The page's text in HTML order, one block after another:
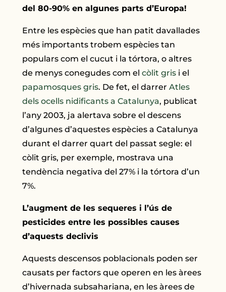
del 80-90% en algunes parts d’Europa!
Entre les espècies que han patit davallades
més importants trobem espècies tan
populars com el cucut i la tórtora, o altres
de menys conegudes com elcòlit gris i el
papamosques gris. De fet, el darrerAtles
dels ocells nidificants a Catalunya, publicat
l’any 2003, ja alertava sobre el descens
d’algunes d’aquestes espècies a Catalunya
durant el darrer quart del passat segle: el
còlit gris, per exemple, mostrava una
tendència negativa del 27% i la tórtora d’un
7%.
L’augment de les sequeres i l’ús de
pesticides entre les possibles causes
d’aquests declivis
Aquests descensos poblacionals poden ser
causats per factors que operen en les àrees
d’hivernada subsahariana, en les àrees de